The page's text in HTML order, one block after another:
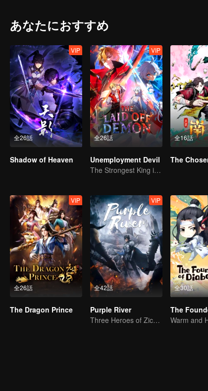
あなたにおすすめ
全26話
VIP
Shadow of Heaven
全26話
VIP
Unemployment Devil
The Strongest King in the Demon World Suddenly Gets Laid Off?
全16話
The
全26話
VIP
The Dragon Prince
全42話
VIP
Purple River
Three Heroes of Zichuan's adventure on Xichuan Continent
全30話